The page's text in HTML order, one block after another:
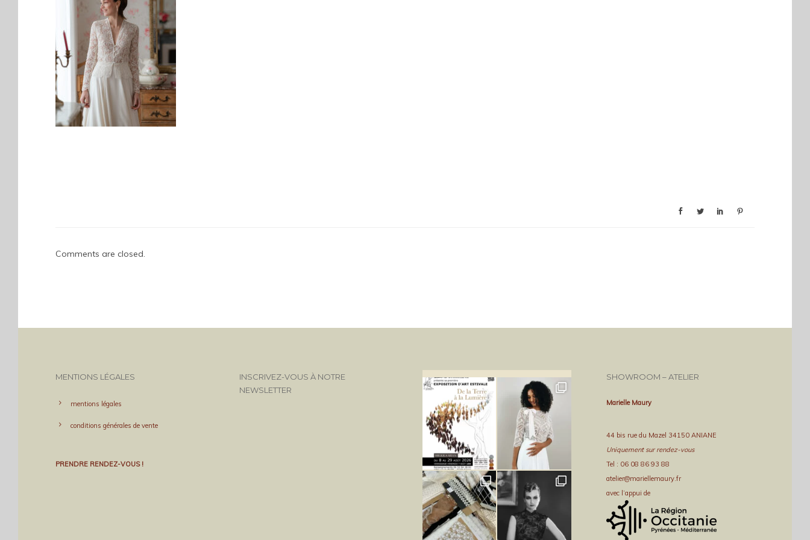
Comments are closed.
MENTIONS LÉGALES
mentions légales
conditions générales de vente
PRENDRE RENDEZ-VOUS !
INSCRIVEZ-VOUS À NOTRE
NEWSLETTER
SHOWROOM – ATELIER
Marielle Maury
44 bis rue du Mazel 34150 ANIANE
Uniquement sur rendez-vous
Tel : 06 08 86 93 88
atelier@mariellemaury.fr
avec l’appui de